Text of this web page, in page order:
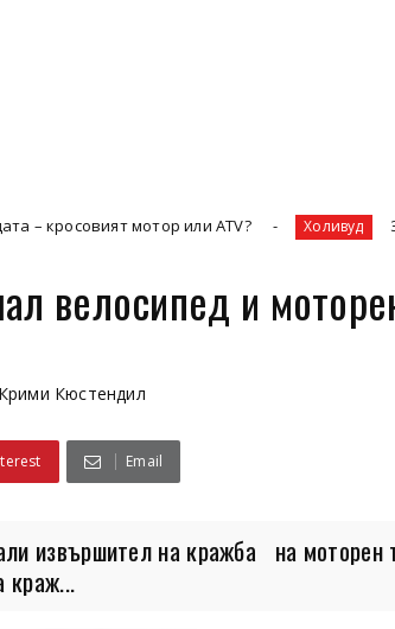
мотор или ATV? Холивуд Залезът на
велосипед и
Крими Кюстендил
Email
извършител на кражба на моторен
краж...